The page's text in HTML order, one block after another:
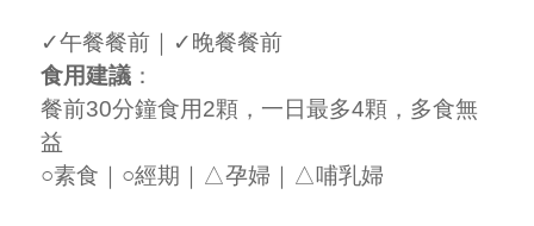
✓午餐餐前｜✓晚餐餐前
食用建議 ：
餐前30分鐘食用2顆，一日最多4顆，多食無
益
○素食｜○經期｜△孕婦｜△哺乳婦